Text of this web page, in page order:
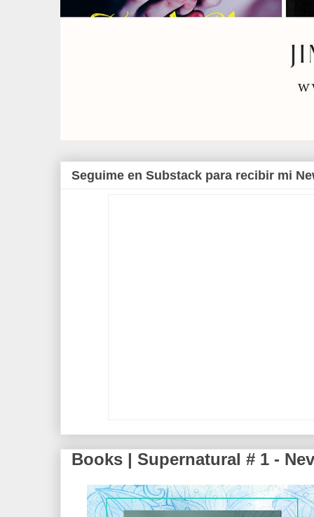
Seguime en Substack para recibir mi
Books | Supernatural # 1 -